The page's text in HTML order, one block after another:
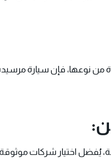
نوعها، فإن سيارة مرسيدس
يُفضل اختيار شركات